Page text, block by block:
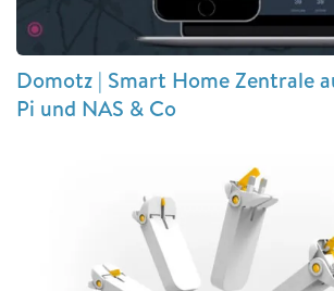
Domotz | Smart Home Zentrale
Pi und NAS & Co